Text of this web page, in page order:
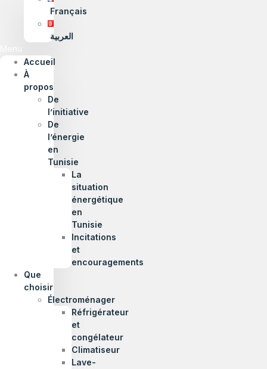
Français
العربية
Accueil
À
propos
De
l’initiative
De
l’énergie
en
Tunisie
La
situation
énergétique
en
Tunisie
Incitations
et
encouragements
Que
choisir
Électroménager
Réfrigérateur
et
congélateur
Climatiseur
Lave-